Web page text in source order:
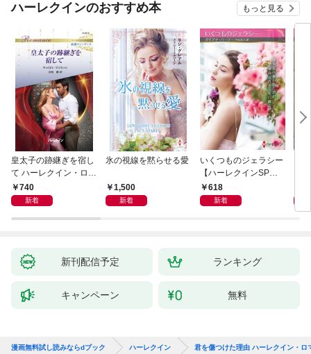
ハーレクインのおすすめ本 もっと見る
皇太子の跡継ぎを宿し
て ハーレクイン・ロマ
ンス～純潔のシンデレ
ラ～
740
新着
氷の視線を黙らせる愛
1,500
新着
いくつものジェラシー
【ハーレクインSP文
庫版】
618
新着
新刊配信予定 ランキング
キャンペーン 無料
漫画無料試し読みならdブック ハーレクイン 君を傷つけた理由 ハーレクイン・